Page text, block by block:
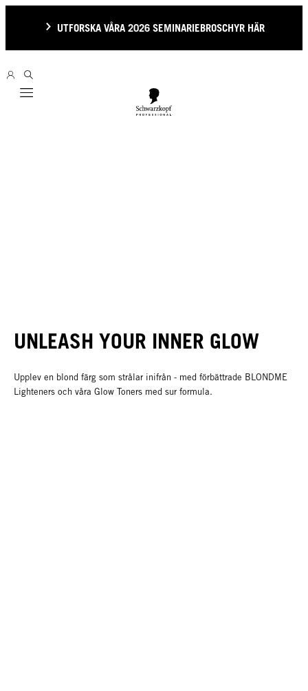
UTFORSKA VÅRA 2026 SEMINARIEBROSCHYR HÄR
Mobile navigation
UNLEASH YOUR INNER GLOW
Upplev en blond färg som strålar inifrån - med förbättrade BLONDME
Lighteners och våra Glow Toners med sur formula.